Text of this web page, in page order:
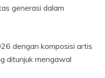
generasi dalam
dengan komposisi artis
ditunjuk mengawal